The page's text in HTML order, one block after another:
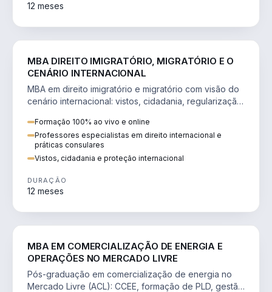
12 meses
MBA DIREITO IMIGRATÓRIO, MIGRATÓRIO E O
CENÁRIO INTERNACIONAL
MBA em direito imigratório e migratório com visão do
cenário internacional: vistos, cidadania, regularização
Formação 100% ao vivo e online
Professores especialistas em direito internacional e
práticas consulares
Vistos, cidadania e proteção internacional
DURAÇÃO
12 meses
MBA EM COMERCIALIZAÇÃO DE ENERGIA E
OPERAÇÕES NO MERCADO LIVRE
Pós-graduação em comercialização de energia no
Mercado Livre (ACL): CCEE, formação de PLD, gestão